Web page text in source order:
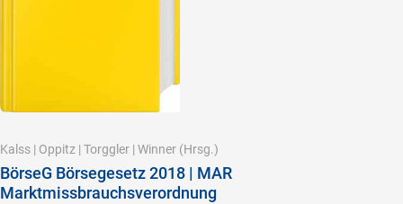
Kalss | Oppitz | Torggler | Winner (Hrsg.)
BörseG Börsegesetz 2018 | MAR
Marktmissbrauchsverordnung